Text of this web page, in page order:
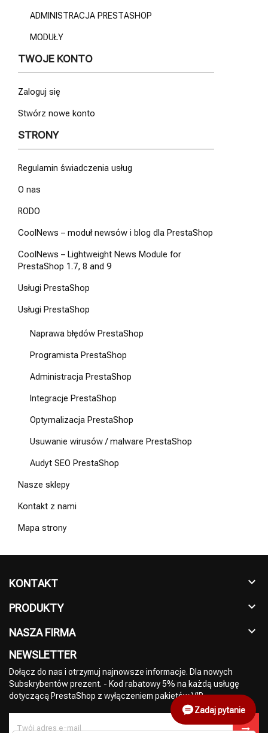
ADMINISTRACJA PRESTASHOP
MODUŁY
TWOJE KONTO
Zaloguj się
Stwórz nowe konto
STRONY
Regulamin świadczenia usług
O nas
RODO
CoolNews – moduł newsów i blog dla PrestaShop
CoolNews – Lightweight News Module for
PrestaShop 1.7, 8 and 9
Usługi PrestaShop
Usługi PrestaShop
Naprawa błędów PrestaShop
Programista PrestaShop
Administracja PrestaShop
Integracje PrestaShop
Optymalizacja PrestaShop
Usuwanie wirusów / malware PrestaShop
Audyt SEO PrestaShop
Nasze sklepy
Kontakt z nami
Mapa strony
KONTAKT 
PRODUKTY 
NASZA FIRMA 
NEWSLETTER
Dołącz do nas i otrzymuj najnowsze informacje. Dla nowych
Subskrybentów prezent. - Kod rabatowy 5% na każdą usługę
dotyczącą PrestaShop z wyłączeniem pakietów VIP.
Zadaj pytanie